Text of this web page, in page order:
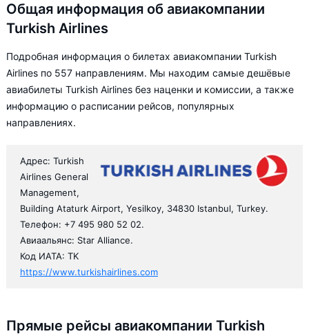
Общая информация об авиакомпании
Turkish Airlines
Подробная информация о билетах авиакомпании Turkish
Airlines по 557 направлениям. Мы находим самые дешёвые
авиабилеты Turkish Airlines без наценки и комиссии, а также
информацию о расписании рейсов, популярных
направлениях.
Адрес: Turkish
Airlines General
Management,
Building Ataturk Airport, Yesilkoy, 34830 Istanbul, Turkey.
Телефон: +7 495 980 52 02.
Авиаальянс: Star Alliance.
Код ИАТА: TK
https://www.turkishairlines.com
Прямые рейсы авиакомпании Turkish